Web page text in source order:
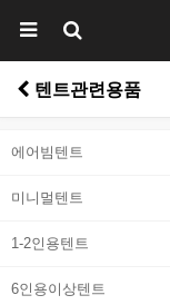
텐트관련용품
에어빔텐트
미니멀텐트
1-2인용텐트
6인용이상텐트